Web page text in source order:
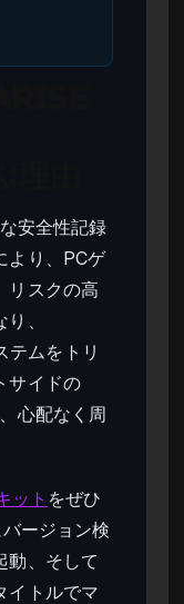
安全性記録
より、PCゲ
リスクの高
、
ムをトリ
サイドの
心配なく周
ット をぜひ
ージョン検
動、そして
イトルでマ